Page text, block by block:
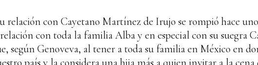
relación con Cayetano Martínez de Irujo se rompió hace
con toda la familia Alba y en especial con su suegra
según Genoveva, al tener a toda su familia en México en